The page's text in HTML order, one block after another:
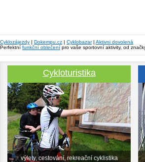
Cyklozájezdy | Dokempu.cz | Cyklobazar| Aktivni dovolená
Perfektní funkční oblečení pro vaše sportovní aktivity, od
Cykloturistika
výlety, cestování, rekreační cyklistika